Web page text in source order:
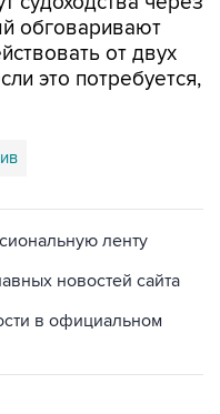
обговаривают
от двух
это потребуется,
ленту
новостей сайта
в официальном